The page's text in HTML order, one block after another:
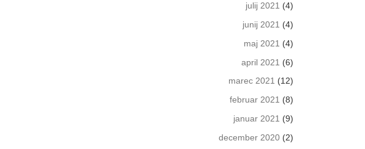
julij 2021 (4)
junij 2021 (4)
maj 2021 (4)
april 2021 (6)
marec 2021 (12)
februar 2021 (8)
januar 2021 (9)
december 2020 (2)